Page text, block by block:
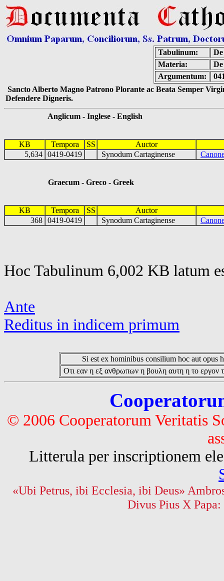
Tabulinum:
Materia:
Argumentum:
Sancto Alberto Magno Patrono Plorante ac Beata Semper
Defendere Digneris.
Anglicum - Inglese - English
KB Tempora SS
Auctor
5,634 0419-0419 Synodum Cartaginense
Graecum - Greco - Greek
KB Tempora SS
Auctor
368 0419-0419 Synodum Cartaginense
Hoc Tabulinum 6,002 KB latum
Ante
Reditus in indicem primum
Si est ex hominibus consilium hoc aut opus
Οτι εαν η εξ ανθρωπων η βουλη αυτη η το εργον
© 2006 Cooperatorum Veritatis
Litterula per inscriptionem
«Ubi Petrus, ibi Ecclesia, ibi Deus»
Divus Pius X Papa: